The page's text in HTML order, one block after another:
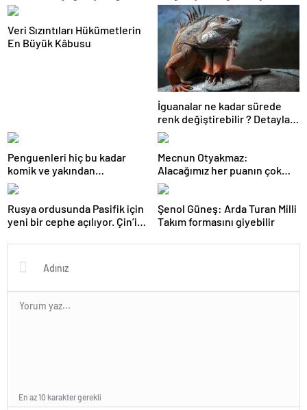
Veri Sızıntıları Hükümetlerin
En Büyük Kâbusu
İguanalar ne kadar sürede
renk değiştirebilir ? Detaylar
burada…
Penguenleri hiç bu kadar
komik ve yakından
görmemiştiniz
Mecnun Otyakmaz:
Alacağımız her puanın çok
önemi var
Rusya ordusunda Pasifik için
yeni bir cephe açılıyor. Çin’in
Şenol Güneş: Arda Turan Milli
Takım formasını giyebilir
En az 10 karakter gerekli